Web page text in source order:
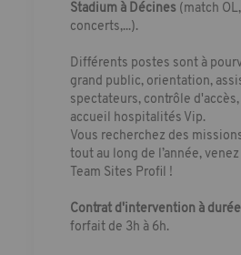
Stadium à Décines (match
concerts,...).
Différents postes sont à
grand public, orientation,
spectateurs, contrôle
accueil hospitalités Vip.
Vous recherchez des
tout au long de l’année,
Team Sites Profil !
Contrat d'intervention à
forfait de 3h à 6h.